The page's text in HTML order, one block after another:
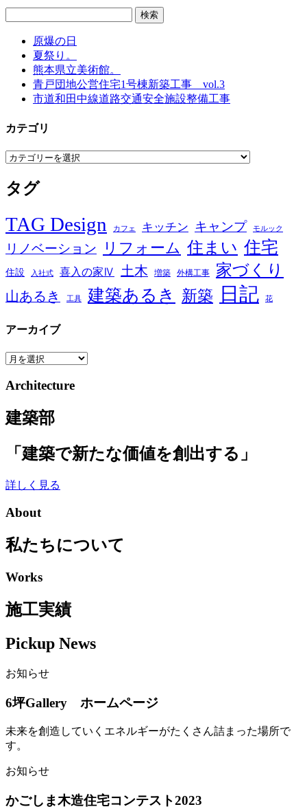
原爆の日
夏祭り。
熊本県立美術館。
青戸団地公営住宅1号棟新築工事 vol.3
市道和田中線道路交通安全施設整備工事
カテゴリ
カ
ゴ
リ
タグ
TAG Design カフェ キッチン キャンプ モルック
リノベーション リフォーム 住まい 住宅
住設 入社式 喜入の家Ⅳ 土木 増築 外構工事 家づくり
山あるき 工具 建築あるき 新築 日記 花
アーカイブ
ア
カ
ブ
Architecture
建築部
「建築で新たな価値を創出する」
詳しく見る
About
私たちについて
Works
施工実績
Pickup News
お知らせ
6坪Gallery ホームページ
未来を創造していくエネルギーがたくさん詰まった場所で
す。
お知らせ
かごしま木造住宅コンテスト2023